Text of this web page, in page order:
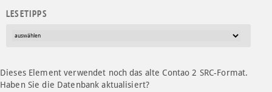
LESETIPPS
Dieses Element verwendet noch das alte Contao 2 SRC-Format.
Haben Sie die Datenbank aktualisiert?